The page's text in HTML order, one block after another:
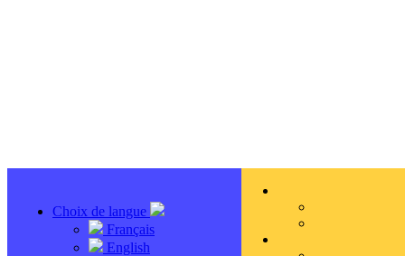
Choix de langue
Français
English